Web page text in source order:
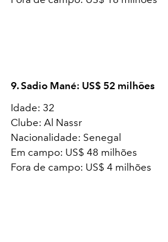
9. Sadio Mané: US$ 52 milhões
Idade: 32
Clube: Al Nassr
Nacionalidade: Senegal
Em campo: US$ 48 milhões
Fora de campo: US$ 4 milhões